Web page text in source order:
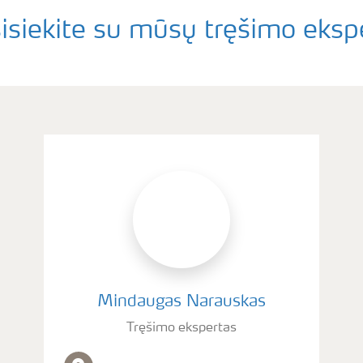
su mūsų tręšimo
Mindaugas Narauskas
Tręšimo ekspertas